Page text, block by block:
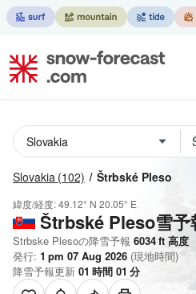
Slovakia (102) Štrbské Pleso
緯度/経度:49.12° N 20.05° E
Štrbské Pleso雪予
Strbske Plesoの降雪予報 6034ft 高度
発行: 1 pm 07 Aug 2026 (現地時間)
降雪予報更新 01 時間 01 分